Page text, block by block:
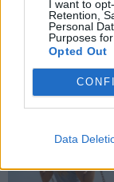
I want to
Retention,
Personal
Purposes
Opted Out
Data
NAUJI